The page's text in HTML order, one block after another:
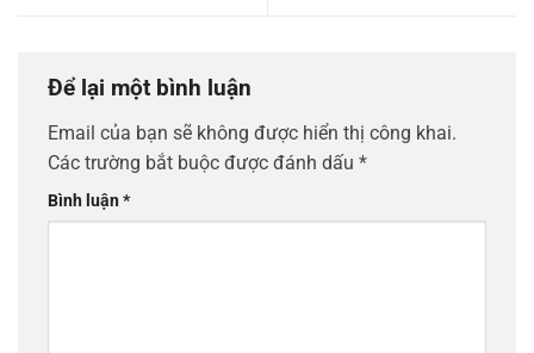
Để lại một bình luận
Email của bạn sẽ không được hiển thị công khai.
Các trường bắt buộc được đánh dấu *
Bình luận*